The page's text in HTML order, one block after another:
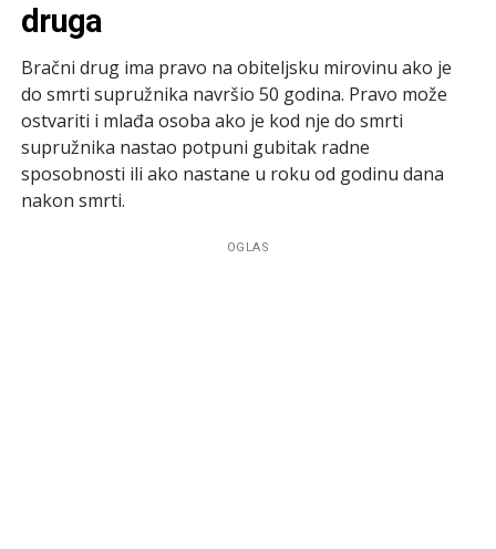
druga
Bračni drug ima pravo na obiteljsku mirovinu ako je
do smrti supružnika navršio 50 godina. Pravo može
ostvariti i mlađa osoba ako je kod nje do smrti
supružnika nastao potpuni gubitak radne
sposobnosti ili ako nastane u roku od godinu dana
nakon smrti.
OGLAS